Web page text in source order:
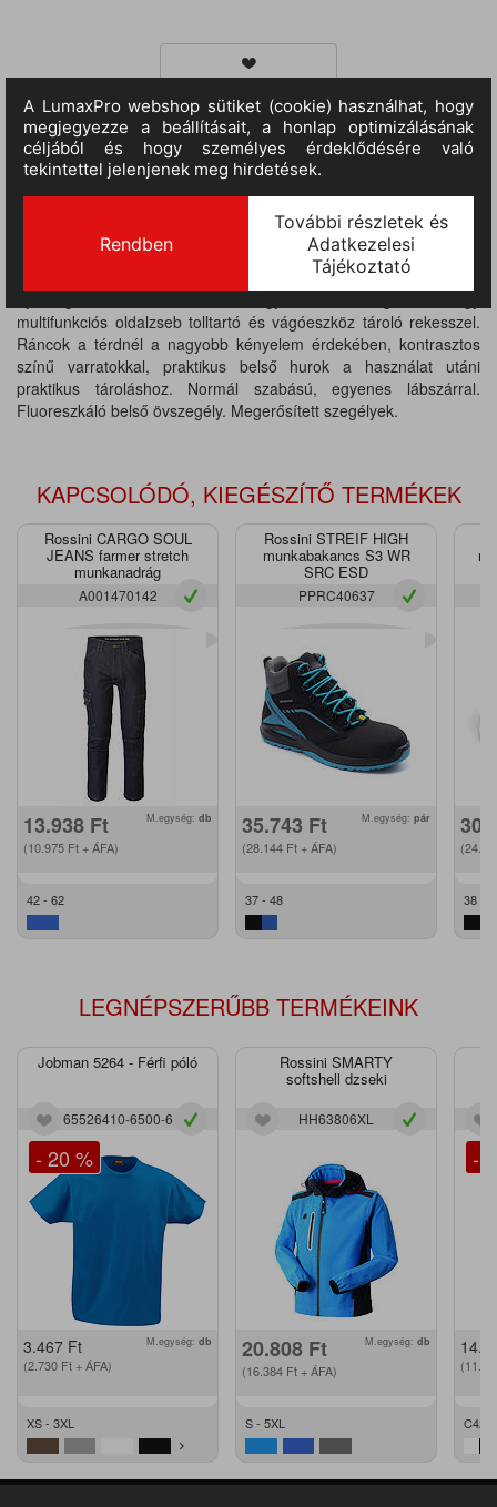
TERMÉKINFORMÁCIÓ
rugalmas (stretch) farmer vászon anyagból, cipzáras sliccel és
rézhatású fémgombbal, dupla övhurokkal. Két ferde elülső zseb
logózott béléssel, fém szegecsekkel, két hátsó zseb fém
szegecsekkel, egy nagy multifunkciós oldalzseb enyhén bővíthető
multifunkciós oldalzseb tolltartó és vágóeszköz tároló rekesszel.
Ráncok a térdnél a nagyobb kényelem érdekében, kontrasztos
színű varratokkal, praktikus belső hurok a használat utáni
praktikus tároláshoz. Normál szabású, egyenes lábszárral.
Fluoreszkáló belső övszegély. Megerősített szegélyek.
KAPCSOLÓDÓ, KIEGÉSZÍTŐ TERMÉKEK
Rossini CARGO SOUL
JEANS farmer stretch
munkanadrág
A001470142
13.938 Ft
(10.975 Ft + ÁFA)
M.egység: db
42 - 62
Rossini STREIF HIGH
munkabakancs S3 WR
SRC ESD
PPRC40637
35.743 Ft
(28.144 Ft + ÁFA)
M.egység: pár
37 - 48 38 -
LEGNÉPSZERŰBB TERMÉKEINK
Jobman 5264 - Férfi póló
65526410-6500-6
- 20 %
3.467 Ft
(2.730 Ft + ÁFA)
M.egység: db
XS - 3XL
Rossini SMARTY
softshell dzseki
HH63806XL
20.808 Ft
(16.384 Ft + ÁFA)
M.egység: db
S - 5XL
-
C42 -